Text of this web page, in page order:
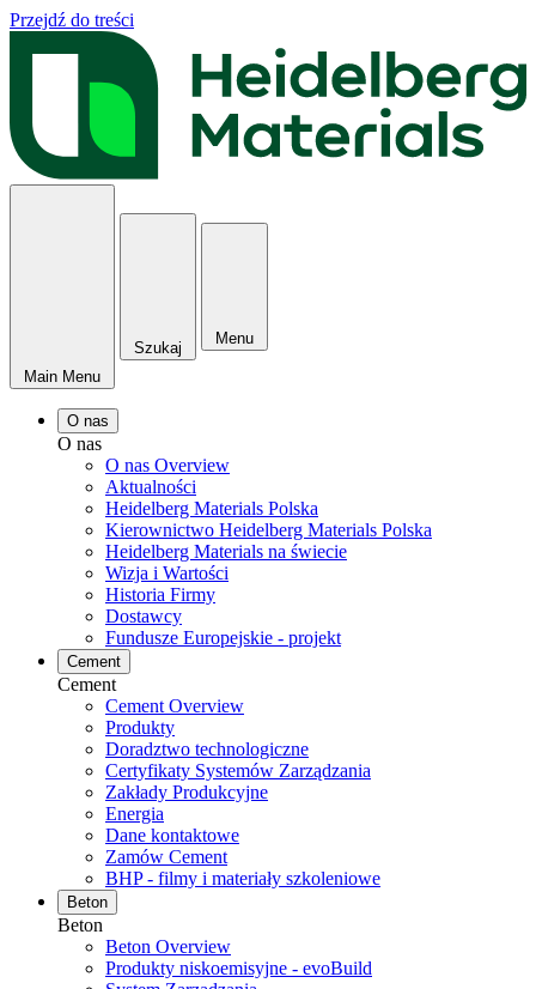
Przejdź do treści
Main Menu
Szukaj
Menu
O nas
O nas
O nas Overview
Aktualności
Heidelberg Materials Polska
Kierownictwo Heidelberg Materials Polska
Heidelberg Materials na świecie
Wizja i Wartości
Historia Firmy
Dostawcy
Fundusze Europejskie - projekt
Cement
Cement
Cement Overview
Produkty
Doradztwo technologiczne
Certyfikaty Systemów Zarządzania
Zakłady Produkcyjne
Energia
Dane kontaktowe
Zamów Cement
BHP - filmy i materiały szkoleniowe
Beton
Beton
Beton Overview
Produkty niskoemisyjne - evoBuild